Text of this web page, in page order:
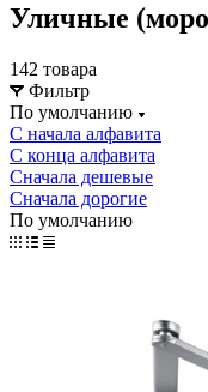
Уличные
142 товара
Фильтр
По умолчанию
С начала алфавита
С конца алфавита
Сначала дешевые
Сначала дорогие
По умолчанию